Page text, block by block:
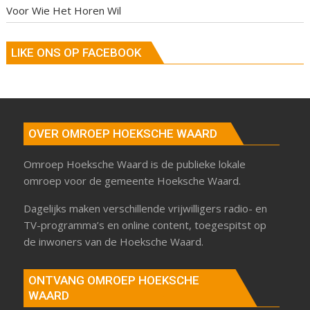
Voor Wie Het Horen Wil
LIKE ONS OP FACEBOOK
OVER OMROEP HOEKSCHE WAARD
Omroep Hoeksche Waard is de publieke lokale
omroep voor de gemeente Hoeksche Waard.
Dagelijks maken verschillende vrijwilligers radio- en
TV-programma’s en online content, toegespitst op
de inwoners van de Hoeksche Waard.
ONTVANG OMROEP HOEKSCHE
WAARD